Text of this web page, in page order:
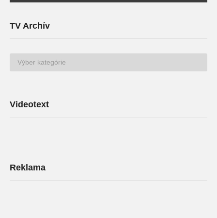
TV Archív
TV
Archív
Videotext
Reklama